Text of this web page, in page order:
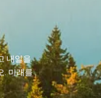
내일을
. 미래를